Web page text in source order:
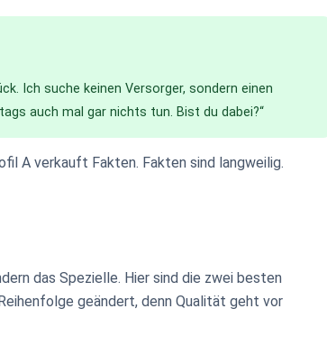
Ich suche keinen Versorger, sondern einen
auch mal gar nichts tun. Bist du dabei?“
A verkauft Fakten. Fakten sind langweilig.
das Spezielle. Hier sind die zwei besten
geändert, denn Qualität geht vor